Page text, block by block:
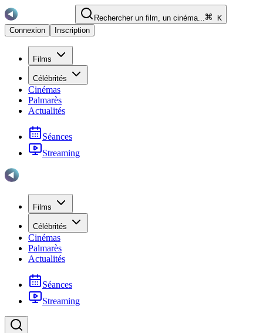
Rechercher un film, un cinéma...
K
Connexion
Inscription
Films
Célébrités
Cinémas
Palmarès
Actualités
Séances
Streaming
Films
Célébrités
Cinémas
Palmarès
Actualités
Séances
Streaming